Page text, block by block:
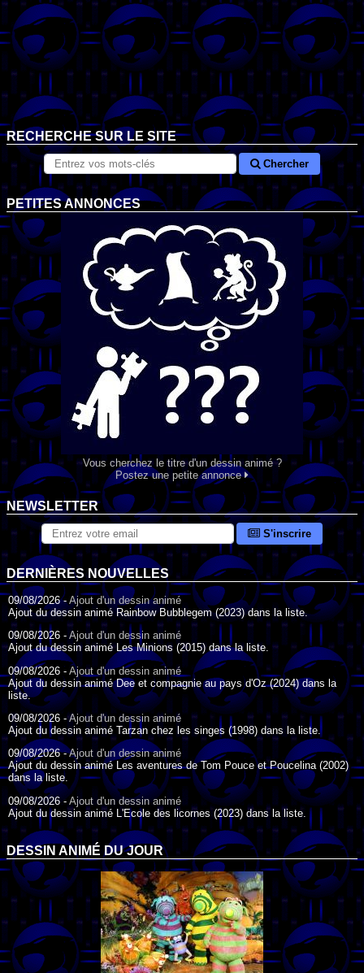
RECHERCHE SUR LE SITE
Chercher
PETITES ANNONCES
Vous cherchez le titre d'un dessin animé ?
Postez une petite annonce
NEWSLETTER
S'inscrire
DERNIÈRES NOUVELLES
09/08/2026 -Ajout d'un dessin animé
Ajout du dessin animé Rainbow Bubblegem (2023) dans la liste.
09/08/2026 - Ajout d'un dessin animé
Ajout du dessin animé Les Minions (2015) dans la liste.
09/08/2026 - Ajout d'un dessin animé
Ajout du dessin animé Dee et compagnie au pays d'Oz (2024) dans la
liste.
09/08/2026 -Ajout d'un dessin animé
Ajout du dessin animé Tarzan chez les singes (1998) dans la liste.
09/08/2026 -Ajout d'un dessin animé
Ajout du dessin animé Les aventures de Tom Pouce et Poucelina (2002)
dans la liste.
09/08/2026 -Ajout d'un dessin animé
Ajout du dessin animé L'Ecole des licornes (2023) dans la liste.
09/08/2026 - Ajout d'un dessin animé
Ajout du dessin animé Wonder Choux ! (2006) dans la liste.
09/08/2026 -
Ajout d'un dessin animé
Ajout du dessin animé Anna et ses amis (2022) dans la liste.
09/08/2026 -
Ajout d'un dessin animé
Ajout du dessin animé Tom Pouce en trouble (1940) dans la liste.
09/08/2026 - Ajout d'un dessin animé
Ajout du dessin animé Anna et le Roi (2000) dans la liste.
DESSIN ANIMÉ DU JOUR